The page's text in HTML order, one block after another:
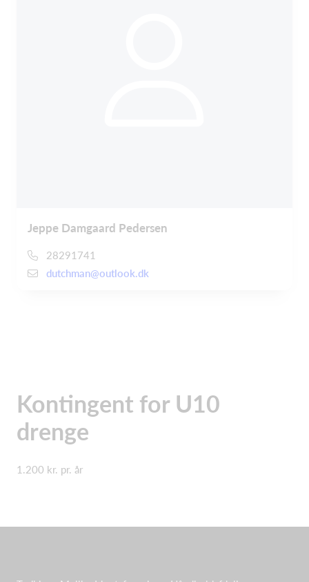
Jeppe Damgaard Pedersen
28291741
dutchman@outlook.dk
Kontingent for U10
drenge
1.200 kr. pr. år